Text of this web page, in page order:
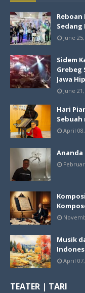
Reboan
Sedang
June
Sidem
Grebeg
Jawa
June
Hari
April
Ananda
Musik
April
TEATER | TARI